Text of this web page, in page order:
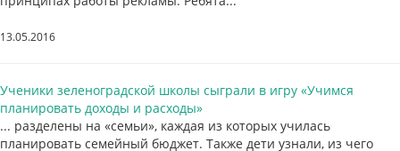
13.05.2016
Ученики зеленоградской школы сыграли в игру «Учимся
планировать доходы и расходы»
... разделены на «семьи», каждая из которых училась
планировать семейный бюджет. Также дети узнали, из чего